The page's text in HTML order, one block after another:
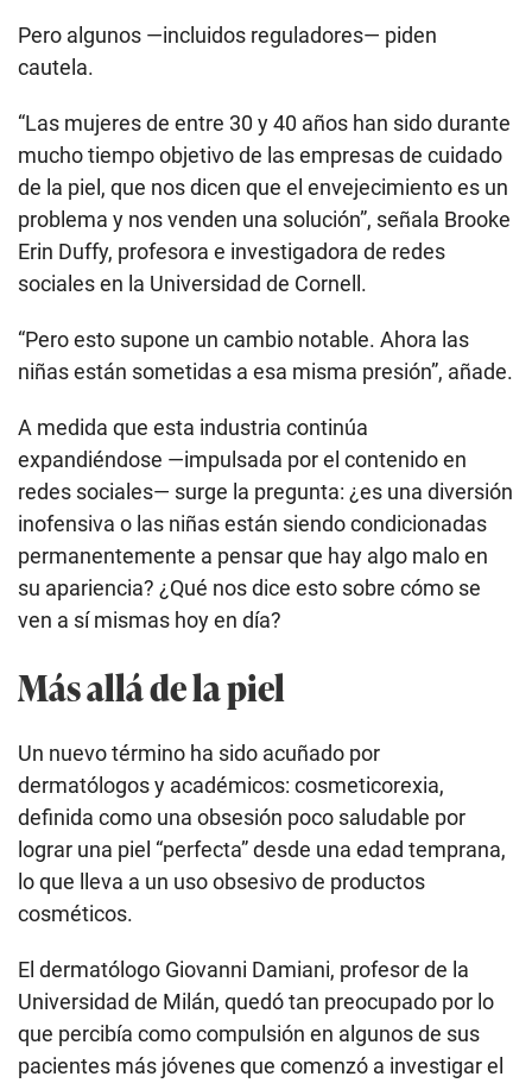
Pero algunos —incluidos reguladores— piden
cautela.
“Las mujeres de entre 30 y 40 años han sido durante
mucho tiempo objetivo de las empresas de cuidado
de la piel, que nos dicen que el envejecimiento es un
problema y nos venden una solución”, señala Brooke
Erin Duffy, profesora e investigadora de redes
sociales en la Universidad de Cornell.
“Pero esto supone un cambio notable. Ahora las
niñas están sometidas a esa misma presión”, añade.
A medida que esta industria continúa
expandiéndose —impulsada por el contenido en
redes sociales— surge la pregunta: ¿es una diversión
inofensiva o las niñas están siendo condicionadas
permanentemente a pensar que hay algo malo en
su apariencia? ¿Qué nos dice esto sobre cómo se
ven a sí mismas hoy en día?
Más allá de la piel
Un nuevo término ha sido acuñado por
dermatólogos y académicos: cosmeticorexia,
definida como una obsesión poco saludable por
lograr una piel “perfecta” desde una edad temprana,
lo que lleva a un uso obsesivo de productos
cosméticos.
El dermatólogo Giovanni Damiani, profesor de la
Universidad de Milán, quedó tan preocupado por lo
que percibía como compulsión en algunos de sus
pacientes más jóvenes que comenzó a investigar el